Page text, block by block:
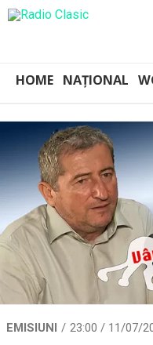
HOME NAȚIONAL
EMISIUNI 23:00 / 11/07/